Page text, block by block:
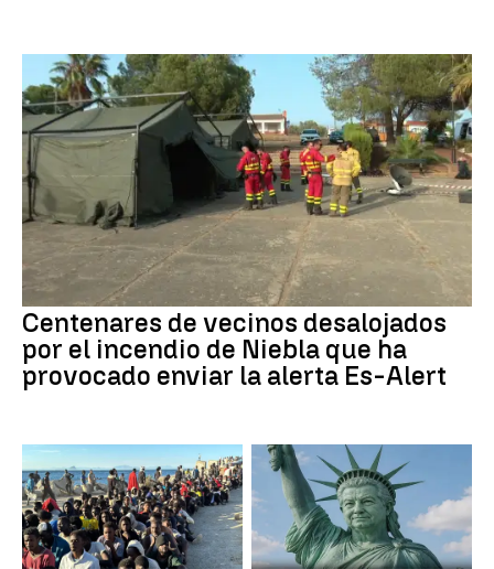
Centenares de vecinos desalojados
por el incendio de Niebla que ha
provocado enviar la alerta Es-Alert